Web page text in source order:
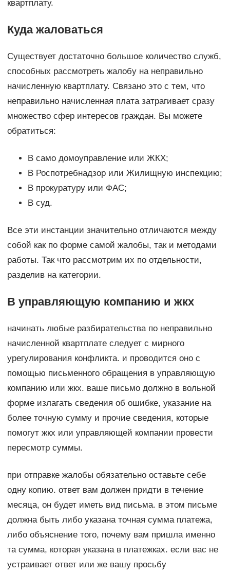
квартплату.
Куда жаловаться
Существует достаточно большое количество служб,
способных рассмотреть жалобу на неправильно
начисленную квартплату. Связано это с тем, что
неправильно начисленная плата затрагивает сразу
множество сфер интересов граждан. Вы можете
обратиться:
В само домоуправление или ЖКХ;
В Роспотребнадзор или Жилищную инспекцию;
В прокуратуру или ФАС;
В суд.
Все эти инстанции значительно отличаются между
собой как по форме самой жалобы, так и методами
работы. Так что рассмотрим их по отдельности,
разделив на категории.
В управляющую компанию и жкх
начинать любые разбирательства по неправильно
начисленной квартплате следует с мирного
урегулирования конфликта. и проводится оно с
помощью письменного обращения в управляющую
компанию или жкх. ваше письмо должно в вольной
форме излагать сведения об ошибке, указание на
более точную сумму и прочие сведения, которые
помогут жкх или управляющей компании провести
пересмотр суммы.
при отправке жалобы обязательно оставьте себе
одну копию. ответ вам должен придти в течение
месяца, он будет иметь вид письма. в этом письме
должна быть либо указана точная сумма платежа,
либо объяснение того, почему вам пришла именно
та сумма, которая указана в платежках. если вас не
устраивает ответ или же вашу просьбу